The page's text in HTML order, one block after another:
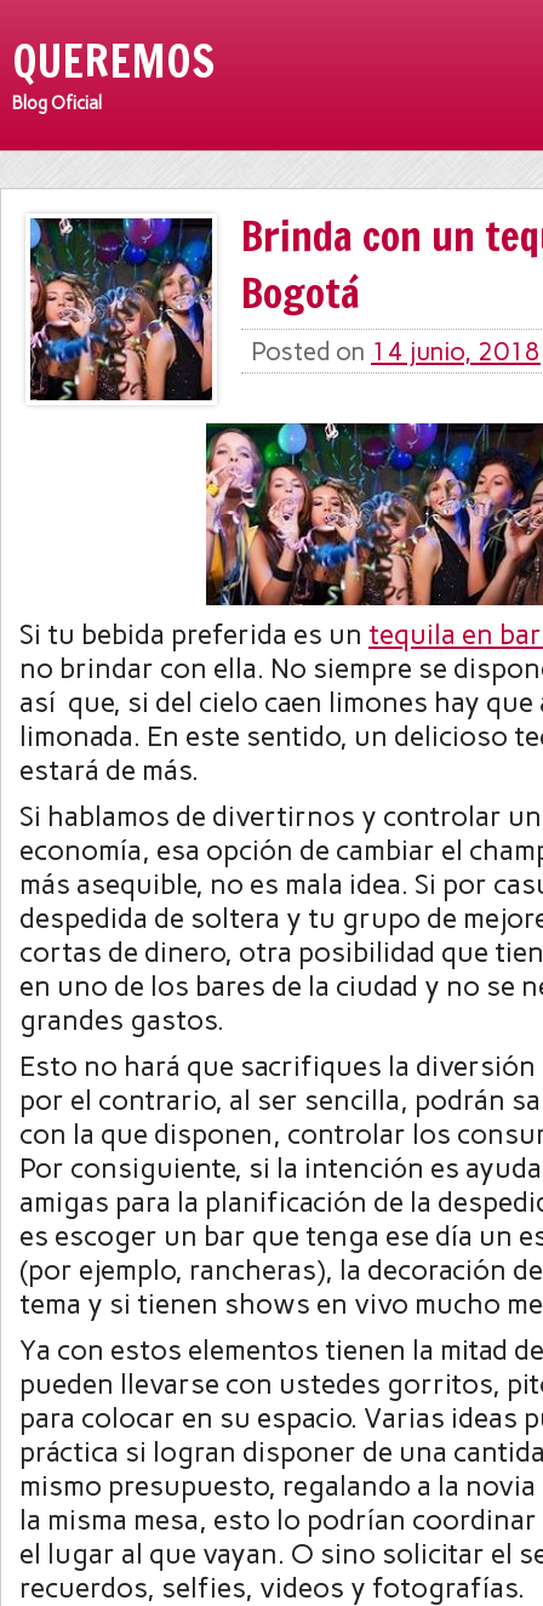
QUEREMOS
Blog Oficial
Brinda con un
Bogotá
Posted on 14 junio, 2018
Si tu bebida preferida es un tequila en
no brindar con ella. No siempre se
así que, si del cielo caen limones hay
limonada. En este sentido, un delicioso
estará de más.
Si hablamos de divertirnos y controlar
economía, esa opción de cambiar el
más asequible, no es mala idea. Si por
despedida de soltera y tu grupo de
cortas de dinero, otra posibilidad que
en uno de los bares de la ciudad y no se
grandes gastos.
Esto no hará que sacrifiques la
por el contrario, al ser sencilla, podrán
con la que disponen, controlar los
Por consiguiente, si la intención es
amigas para la planificación de la
es escoger un bar que tenga ese día un
(por ejemplo, rancheras), la decoración
tema y si tienen shows en vivo mucho
Ya con estos elementos tienen la mitad
pueden llevarse con ustedes gorritos,
para colocar en su espacio. Varias ideas
práctica si logran disponer de una
mismo presupuesto, regalando a la
la misma mesa, esto lo podrían
el lugar al que vayan. O sino solicitar el
recuerdos, selfies, videos y fotografías.